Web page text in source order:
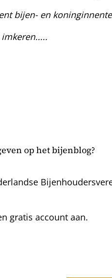
bijen- en
op het bijenblog?
gratis account aan.